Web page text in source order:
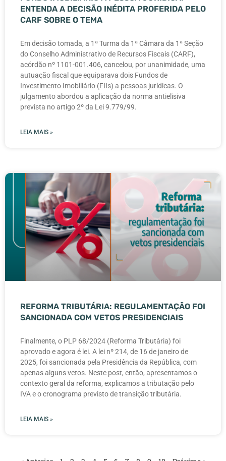
ENTENDA A DECISÃO INÉDITA PROFERIDA PELO
CARF SOBRE O TEMA
Em decisão tomada, a 1ª Turma da 1ª Câmara da 1ª Seção
do Conselho Administrativo de Recursos Fiscais (CARF),
acórdão nº 1101-001.406, cancelou, por unanimidade, uma
autuação fiscal que equiparava dois Fundos de
Investimento Imobiliário (FIIs) a pessoas jurídicas. O
julgamento abordou a aplicação da norma antielisiva
prevista no artigo 2º da Lei 9.779/99.
LEIA MAIS »
REFORMA TRIBUTÁRIA: REGULAMENTAÇÃO FOI
SANCIONADA COM VETOS PRESIDENCIAIS
Finalmente, o PLP 68/2024 (Reforma Tributária) foi
aprovado e agora é lei. A lei nº 214, de 16 de janeiro de
2025, foi sancionada pela Presidência da República, com
apenas alguns vetos. Neste post, então, apresentamos o
contexto geral da reforma, explicamos a tributação pelo
IVA e o cronograma previsto de transição tributária.
LEIA MAIS »